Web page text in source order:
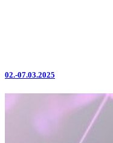
02.-07.03.2025